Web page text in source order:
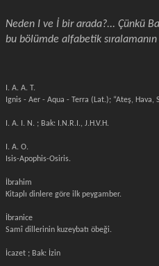
Neden I ve İ bir arada?... Çünkü
bu bölümde alfabetik
I. A. A. T.
Ignis - Aer - Aqua - Terra (Lat.); “Ateş, Hava,
I. A. I. N. ; Bak: I.N.R.I., J.H.V.H.
I. A. O.
Isis-Apophis-Osiris.
İbrahim
Kitaplı dinlere göre ilk peygamber.
İbranice
Samî dillerinin kuzeybatı öbeği.
İcazet ; Bak: İzin